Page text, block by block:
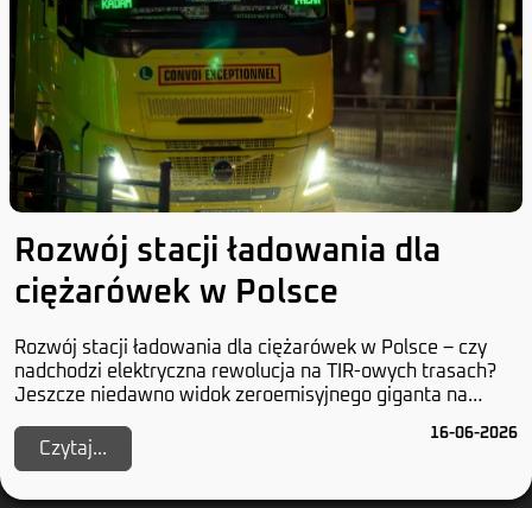
Rozwój stacji ładowania dla
ciężarówek w Polsce
Rozwój stacji ładowania dla ciężarówek w Polsce – czy
nadchodzi elektryczna rewolucja na TIR-owych trasach?
Jeszcze niedawno widok zeroemisyjnego giganta na
Czytaj...
16-06-2026